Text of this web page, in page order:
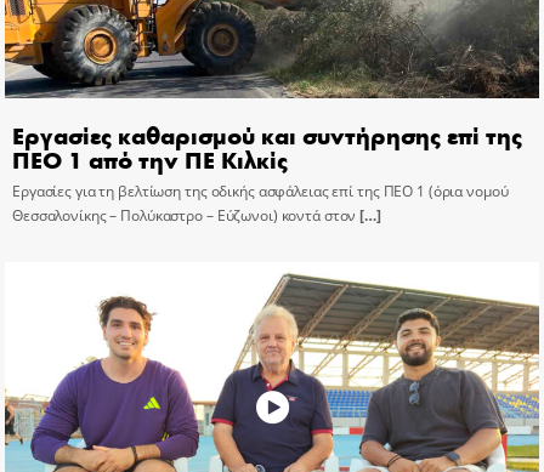
Εργασίες καθαρισμού και συντήρησης επί της
ΠΕΟ 1 από την ΠΕ Κιλκίς
Εργασίες για τη βελτίωση της οδικής ασφάλειας επί της ΠΕΟ 1 (όρια νομού
Θεσσαλονίκης – Πολύκαστρο – Εύζωνοι) κοντά στον […]